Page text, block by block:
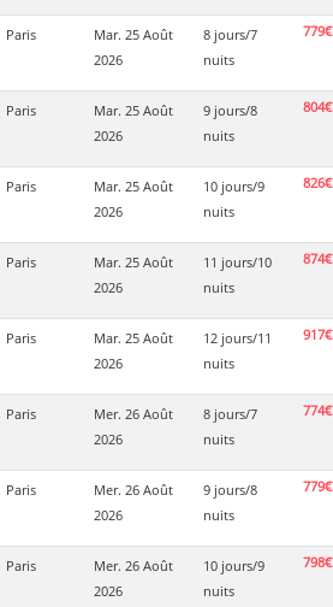
Paris
Mar. 25 Août
2026
8 jours/7
nuits
779€
Paris
Mar. 25 Août
2026
9 jours/8
nuits
804€
Paris
Mar. 25 Août
2026
10 jours/9
nuits
826€
Paris
Mar. 25 Août
2026
11 jours/10
nuits
874€
Paris
Mar. 25 Août
2026
12 jours/11
nuits
917€
Paris
Mer. 26 Août
2026
8 jours/7
nuits
774€
Paris
Mer. 26 Août
2026
9 jours/8
nuits
779€
Paris
Mer. 26 Août
2026
10 jours/9
nuits
798€